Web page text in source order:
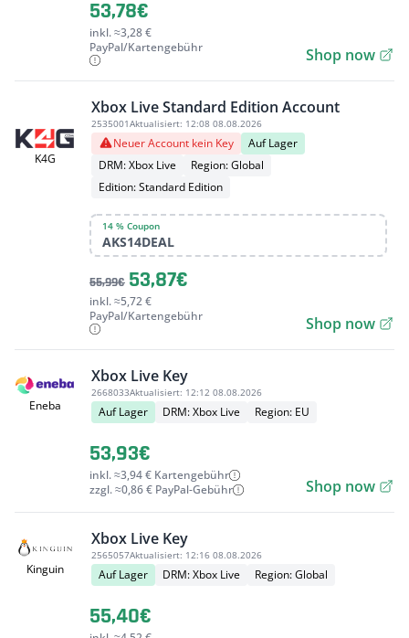
53,78€
inkl. ≈3,28 €
PayPal/Kartengebühr
Shop now
K4G
Xbox Live Standard Edition Account
2535001Aktualisiert: 12:08 08.08.2026
Neuer Account kein Key
Auf Lager
DRM: Xbox Live
Region: Global
Edition: Standard Edition
14 % Coupon
AKS14DEAL
55,99€ 53,87€
inkl. ≈5,72 €
PayPal/Kartengebühr
Shop now
Eneba
Xbox Live Key
2668033Aktualisiert: 12:12 08.08.2026
Auf Lager DRM: Xbox Live Region: EU
53,93€
inkl. ≈3,94 € Kartengebühr
zzgl. ≈0,86 € PayPal-Gebühr
Shop now
Kinguin
Xbox Live Key
2565057Aktualisiert: 12:16 08.08.2026
Auf Lager DRM: Xbox Live Region: Global
55,40€